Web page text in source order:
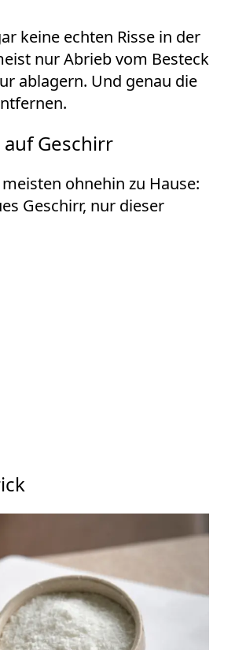
keine echten Risse in der
nur Abrieb vom Besteck
ablagern. Und genau die
Geschirr
ohnehin zu Hause:
Geschirr, nur dieser